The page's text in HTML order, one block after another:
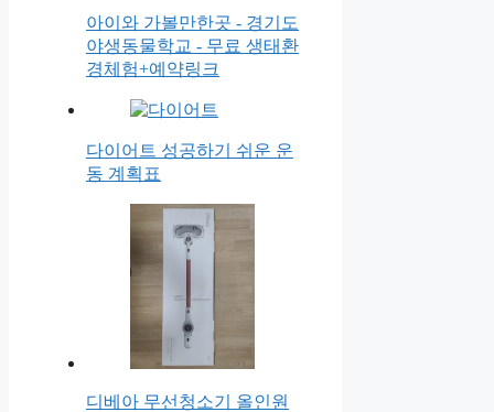
아이와 가볼만한곳 - 경기도
야생동물학교 - 무료 생태환
경체험+예약링크
다이어트 성공하기 쉬운 운
동 계획표
디베아 무선청소기 올인원